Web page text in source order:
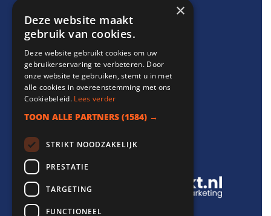
Support
info@websitebereikt.nl
085-8209770
×
Deze website maakt
gebruik van cookies.
Deze website gebruikt cookies om uw
gebruikerservaring te verbeteren. Door
onze website te gebruiken, stemt u in met
alle cookies in overeenstemming met ons
Cookiebeleid. Lees verder
TOON ALLE PARTNERS (1584) →
STRIKT NOODZAKELIJK
PRESTATIE
TARGETING
FUNCTIONEEL